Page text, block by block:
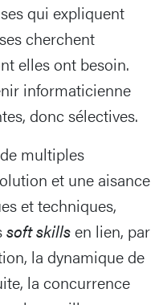
qui expliquent
cherchent
elles ont besoin.
informaticienne
donc sélectives.
multiples
et une aisance
et techniques,
soft skillsen lien, par
la dynamique de
la concurrence